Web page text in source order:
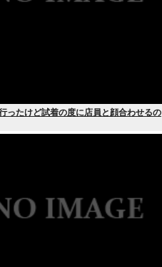
ったけど試着の度に店員と顔合わせるの